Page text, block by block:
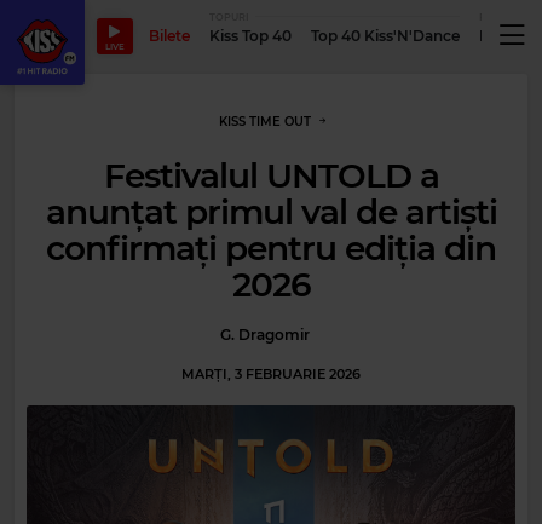
LIVE
Bilete Kiss Top 40 Top 40 Kiss'N'Dance
KISS TIME OUT
Festivalul UNTOLD a
anunțat primul val de artiști
confirmați pentru ediția din
2026
G. Dragomir
MARȚI, 3 FEBRUARIE 2026